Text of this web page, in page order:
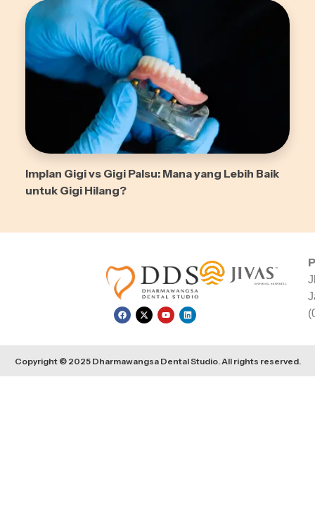
Implan Gigi vs Gigi Palsu: Mana yang Lebih Baik
untuk Gigi Hilang?
Copyright © 2025 Dharmawangsa Dental Studio. All rights reserved.